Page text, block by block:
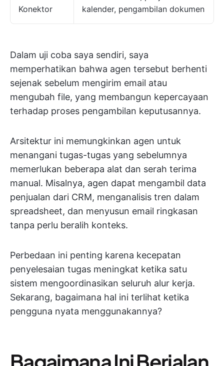
Konektor
kalender, pengambilan dokumen
Dalam uji coba saya sendiri, saya
memperhatikan bahwa agen tersebut berhenti
sejenak sebelum mengirim email atau
mengubah file, yang membangun kepercayaan
terhadap proses pengambilan keputusannya.
Arsitektur ini memungkinkan agen untuk
menangani tugas-tugas yang sebelumnya
memerlukan beberapa alat dan serah terima
manual. Misalnya, agen dapat mengambil data
penjualan dari CRM, menganalisis tren dalam
spreadsheet, dan menyusun email ringkasan
tanpa perlu beralih konteks.
Perbedaan ini penting karena kecepatan
penyelesaian tugas meningkat ketika satu
sistem mengoordinasikan seluruh alur kerja.
Sekarang, bagaimana hal ini terlihat ketika
pengguna nyata menggunakannya?